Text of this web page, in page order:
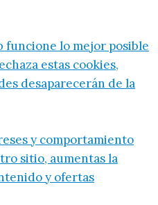
funcione lo mejor posible
estas cookies,
desaparecerán de la
y comportamiento
sitio, aumentas la
y ofertas